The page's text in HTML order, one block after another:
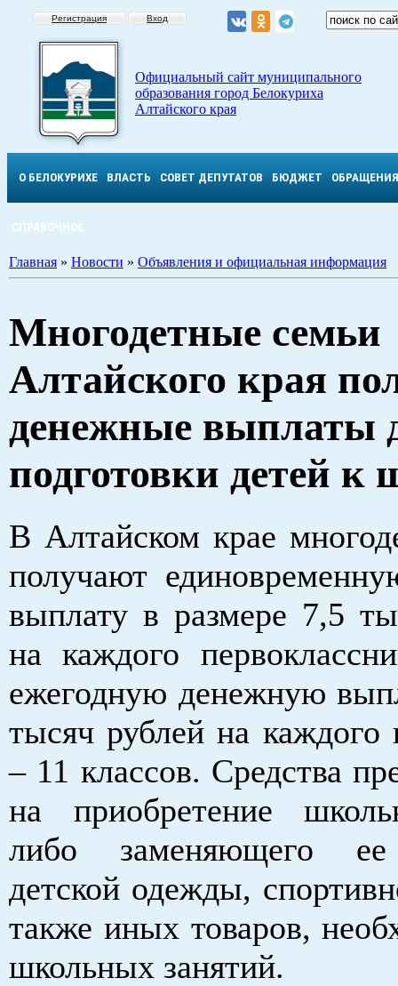
Регистрация Вход
Официальный сайт муниципального
образования город Белокуриха
Алтайского края
О БЕЛОКУРИХЕ ВЛАСТЬ СОВЕТ ДЕПУТАТОВ БЮДЖЕТ ОБРАЩЕНИЯ
СПРАВОЧНОЕ
Главная » Новости » Объявления и официальная информация
Многодетные семьи
Алтайского края
денежные выплаты
подготовки детей к
В Алтайском крае
получают
выплату в размере 7,5
на каждого
ежегодную денежную
тысяч рублей на каждого
– 11 классов. Средства
на приобретение
либо заменяющего ее
детской одежды,
также иных товаров,
школьных занятий.